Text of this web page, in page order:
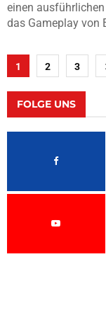
einen
das Gameplay von
der
Beiträge
1 2 3
FOLGE UNS